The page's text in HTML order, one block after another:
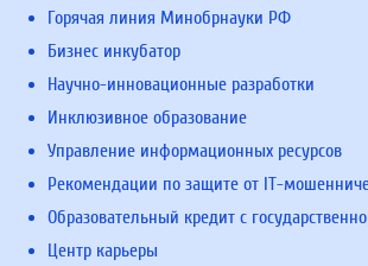
Горячая линия Минобрнауки РФ
Бизнес инкубатор
Научно-инновационные разработки
Инклюзивное образование
Управление информационных ресурсов
Рекомендации по защите от IT-
Образовательный кредит с
Центр карьеры